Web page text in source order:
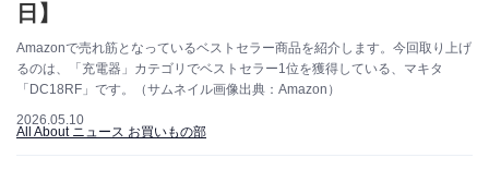
日】
Amazonで売れ筋となっているベストセラー商品を紹介します。今回取り上げ
るのは、「充電器」カテゴリでベストセラー1位を獲得している、マキタ
「DC18RF」です。（サムネイル画像出典：Amazon）
2026.05.10
All About ニュース お買いもの部